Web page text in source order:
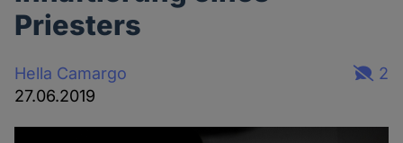
Priesters
Hella Camargo
27.06.2019
2